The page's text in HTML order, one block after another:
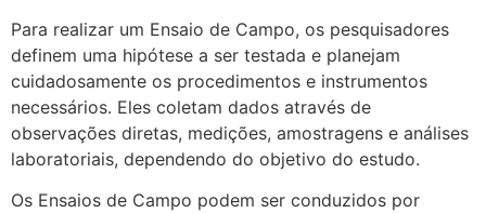
Para realizar um Ensaio de Campo, os pesquisadores
definem uma hipótese a ser testada e planejam
cuidadosamente os procedimentos e instrumentos
necessários. Eles coletam dados através de
observações diretas, medições, amostragens e análises
laboratoriais, dependendo do objetivo do estudo.
Os Ensaios de Campo podem ser conduzidos por